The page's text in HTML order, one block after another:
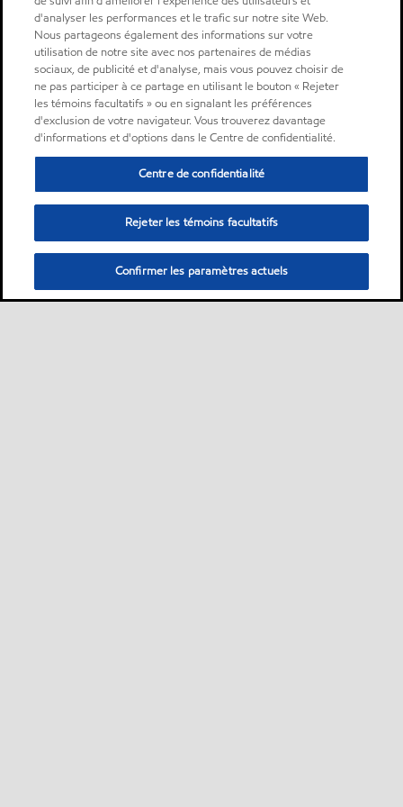
d'analyser les performances et le trafic sur notre site Web.
Nous partageons également des informations sur votre
utilisation de notre site avec nos partenaires de médias
sociaux, de publicité et d'analyse, mais vous pouvez choisir de
ne pas participer à ce partage en utilisant le bouton « Rejeter
les témoins facultatifs » ou en signalant les préférences
d'exclusion de votre navigateur. Vous trouverez davantage
d'informations et d'options dans le Centre de confidentialité.
Centre de confidentialité
Rejeter les témoins facultatifs
Confirmer les paramètres actuels